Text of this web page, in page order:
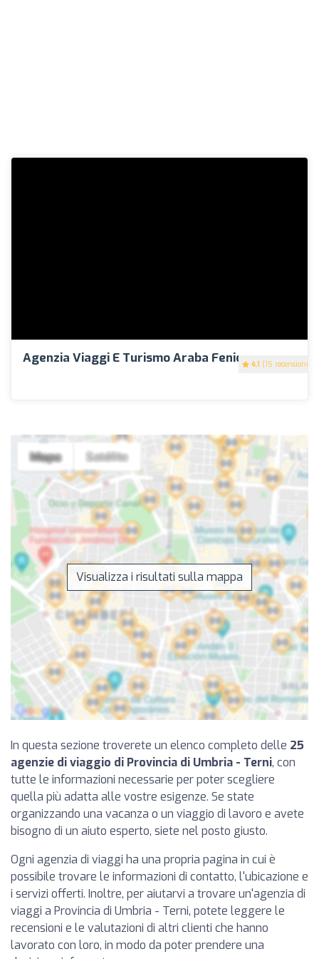
Agenzia Viaggi E Turismo Araba Fenice 4.1 (15 recensioni)
Visualizza i risultati sulla mappa
In questa sezione troverete un elenco completo delle 25
agenzie di viaggio di Provincia di Umbria - Terni, con
tutte le informazioni necessarie per poter scegliere
quella più adatta alle vostre esigenze. Se state
organizzando una vacanza o un viaggio di lavoro e avete
bisogno di un aiuto esperto, siete nel posto giusto.
Ogni agenzia di viaggi ha una propria pagina in cui è
possibile trovare le informazioni di contatto, l'ubicazione e
i servizi offerti. Inoltre, per aiutarvi a trovare un'agenzia di
viaggi a Provincia di Umbria - Terni, potete leggere le
recensioni e le valutazioni di altri clienti che hanno
lavorato con loro, in modo da poter prendere una